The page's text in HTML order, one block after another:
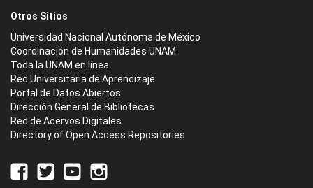
Otros Sitios
Universidad Nacional Autónoma de México
Coordinación de Humanidades UNAM
Toda la UNAM en línea
Red Universitaria de Aprendizaje
Portal de Datos Abiertos
Dirección General de Bibliotecas
Red de Acervos Digitales
Directory of Open Access Repositories